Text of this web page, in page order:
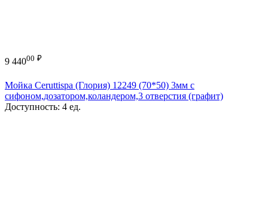
9 44000 ₽
Мойка Ceruttispa (Глория) 12249 (70*50) 3мм с
сифоном,дозатором,коландером,3 отверстия (графит)
Доступность: 4 ед.